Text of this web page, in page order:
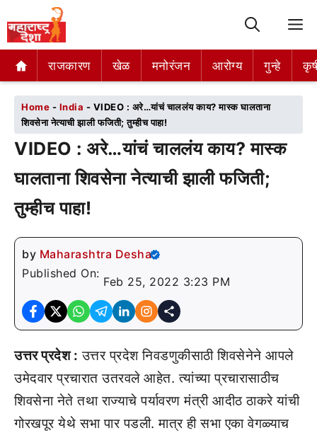
राजकारण खेळ मनोरंजन आरोग्य गुन्हे
राजकारण खेळ मनोरंजन आरोग्य गुन्हे
Home - India - VIDEO : अरे…यांचं चाललंय काय? मास्क घालताना
शिवसेना नेत्याची झाली फजिती; तुम्हीच पाहा!
VIDEO : अरे…यांचं चाललंय काय? मास्क
घालताना शिवसेना नेत्याची झाली फजिती;
तुम्हीच पाहा!
by Maharashtra Desha
Published On:
Feb 25, 2022 3:23 PM
उत्तर प्रदेश : उत्तर प्रदेश निवडणुकीसाठी शिवसेनेने आपले
उमेदवार प्रचारात उतरवले आहेत. त्यांच्या प्रचारासाठीच
शिवसेना नेते तथा राज्याचे पर्यावरण मंत्री आदीठ ठाकरे यांची
गोरखपूर येथे सभा पार पडली. मात्र ही सभा एका वेगळ्याच